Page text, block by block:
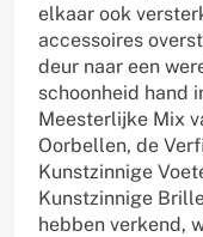
elkaar ook
accessoires
deur naar een
schoonheid hand
Meesterlijke Mix
Oorbellen, de
Kunstzinnige
Kunstzinnige
hebben verkend,